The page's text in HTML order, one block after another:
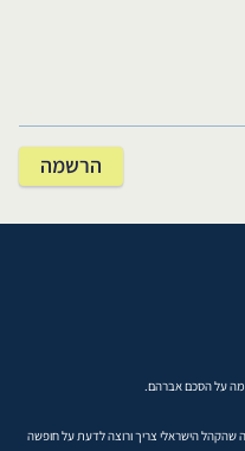
שהקהל הישראלי צריך ורוצה לדעת על חופשה